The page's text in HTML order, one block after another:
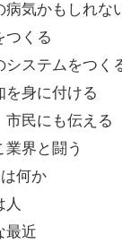
病気かもしれな
つくる
システムをつく
を身に付ける
市民にも伝える
業界と闘う
何か
人
最近